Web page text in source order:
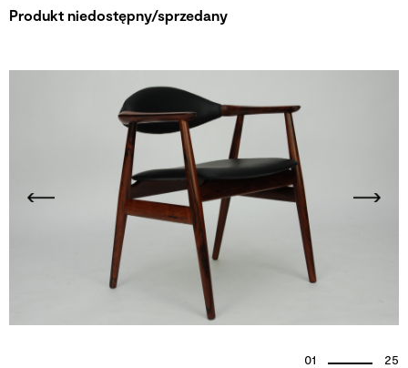
01 25
Produkt niedostępny/sprzedany